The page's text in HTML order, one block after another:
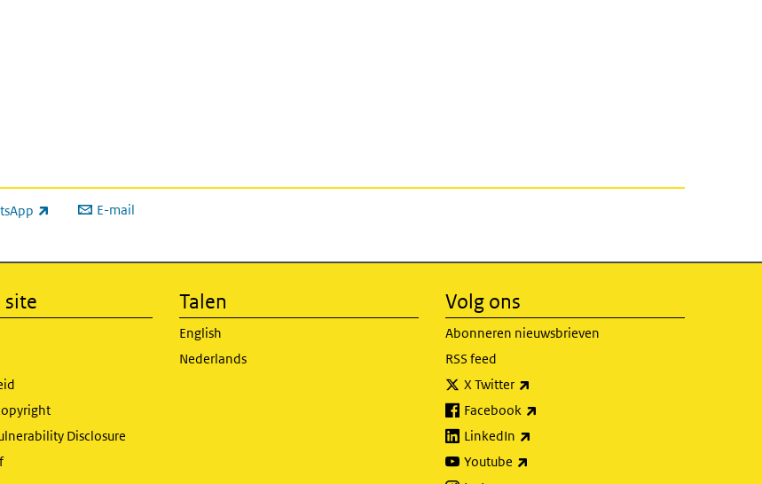
link) E-mail
site
Disclosure
Talen
English
Nederlands
Volg ons
Abonneren nieuwsbrieven
RSS feed
X Twitter
Facebook
LinkedIn
Youtube